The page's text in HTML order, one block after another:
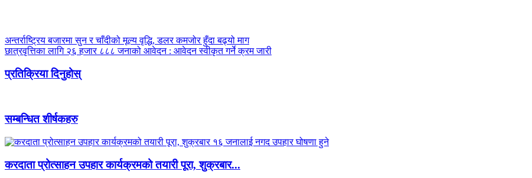
अन्तर्राष्ट्रिय बजारमा सुन र चाँदीको मूल्य वृद्धि, डलर कमजोर हुँदा बढ्यो माग
छात्रवृत्तिका लागि २६ हजार ८८८ जनाको आवेदन : आवेदन स्वीकृत गर्ने क्रम जारी
प्रतिक्रिया दिनुहोस्
सम्बन्धित शीर्षकहरु
करदाता प्रोत्साहन उपहार कार्यक्रमको तयारी पूरा, शुक्रबार...